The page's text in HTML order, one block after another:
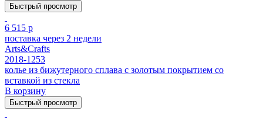
Быстрый просмотр
6 515 р
поставка через 2 недели
Arts&Crafts
2018-1253
колье из бижутерного сплава с золотым покрытием cо
вставкой из стекла
В корзину
Быстрый просмотр